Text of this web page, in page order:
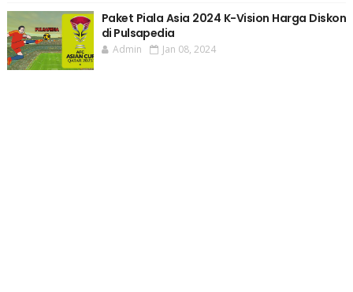
Paket Piala Asia 2024 K-Vision Harga Diskon
di Pulsapedia
Admin Jan 08, 2024